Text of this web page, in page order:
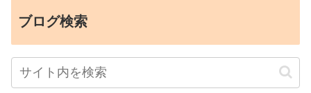
ブログ検索